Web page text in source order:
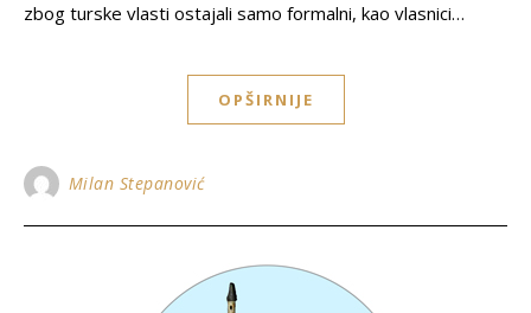
zbog turske vlasti ostajali samo formalni, kao vlasnici…
OPŠIRNIJE
Milan Stepanović